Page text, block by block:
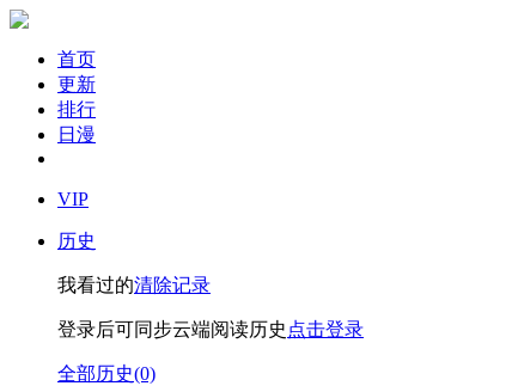
首页
更新
排行
日漫
VIP
历史
我看过的清除记录
登录后可同步云端阅读历史 点击登录
全部历史(0)